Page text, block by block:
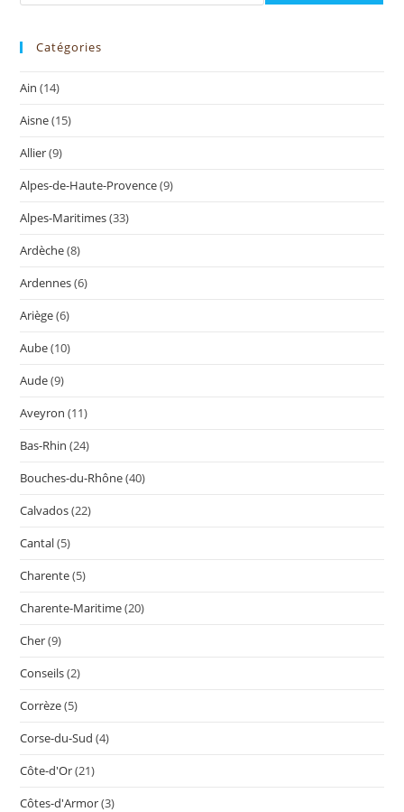
Catégories
Ain (14)
Aisne(15)
Allier(9)
Alpes-de-Haute-Provence(9)
Alpes-Maritimes(33)
Ardèche(8)
Ardennes(6)
Ariège(6)
Aube(10)
Aude(9)
Aveyron (11)
Bas-Rhin (24)
Bouches-du-Rhône(40)
Calvados(22)
Cantal(5)
Charente(5)
Charente-Maritime(20)
Cher(9)
Conseils(2)
Corrèze(5)
Corse-du-Sud (4)
Côte-d'Or(21)
Côtes-d'Armor(3)